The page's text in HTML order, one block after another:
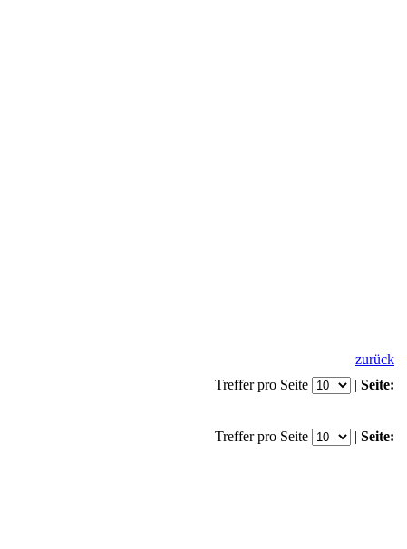
zurück
Treffer pro Seite
| Seite:
Treffer pro Seite | Seite: